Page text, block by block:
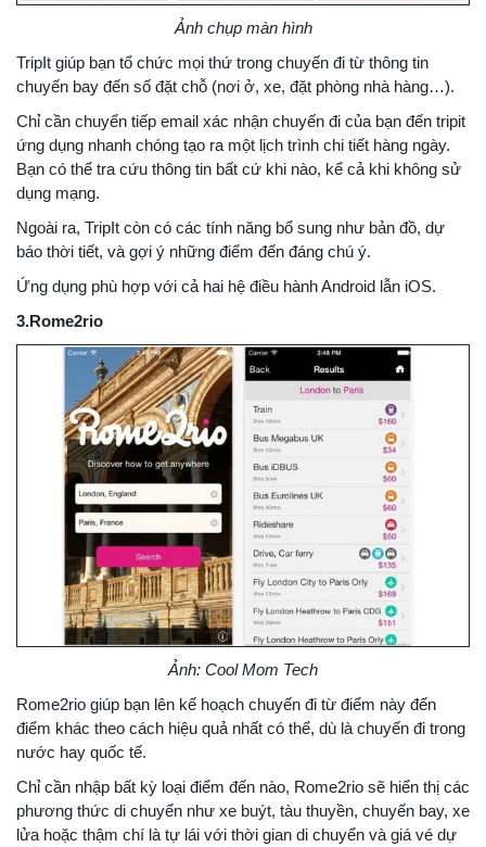
Ảnh chụp màn hình
TripIt giúp bạn tổ chức mọi thứ trong chuyến đi từ thông tin
chuyến bay đến số đặt chỗ (nơi ở, xe, đặt phòng nhà hàng…).
Chỉ cần chuyển tiếp email xác nhận chuyến đi của bạn đến tripit
ứng dụng nhanh chóng tạo ra một lịch trình chi tiết hàng ngày.
Bạn có thể tra cứu thông tin bất cứ khi nào, kể cả khi không sử
dụng mạng.
Ngoài ra, TripIt còn có các tính năng bổ sung như bản đồ, dự
báo thời tiết, và gợi ý những điểm đến đáng chú ý.
Ứng dụng phù hợp với cả hai hệ điều hành Android lẫn iOS.
3.Rome2rio
Ảnh: Cool Mom Tech
Rome2rio giúp bạn lên kế hoạch chuyến đi từ điểm này đến
điểm khác theo cách hiệu quả nhất có thể, dù là chuyến đi trong
nước hay quốc tế.
Chỉ cần nhập bất kỳ loại điểm đến nào, Rome2rio sẽ hiển thị các
phương thức di chuyển như xe buýt, tàu thuyền, chuyến bay, xe
lửa hoặc thậm chí là tự lái với thời gian di chuyển và giá vé dự